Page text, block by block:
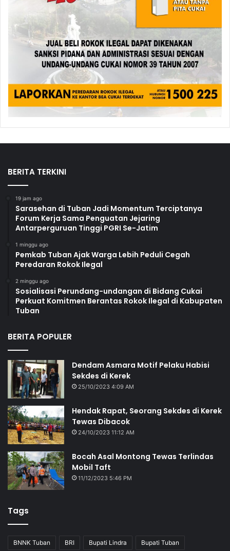
BERITA TERKINI
19 jam ago
Sarasehan di Tuban Jadi Momentum Terciptanya
Forum Kerja Sama Penguatan Jejaring
Antarperguruan Tinggi PGRI Se-Jatim
1 minggu ago
Pemkab Tuban Ajak Warga Lebih Peduli Cegah
Peredaran Rokok Ilegal
2 minggu ago
Sosialisasi Perundang-undangan di Bidang Cukai
Perkuat Komitmen Berantas Rokok Ilegal di Kabupaten
Tuban
BERITA POPULER
Dendam Asmara Motif Pelaku Habisi
Sekdes di Kerek
25/10/2023 4:09 AM
Hendak Rapat, Seorang Sekdes di Kerek
Tewas Dibacok
24/10/2023 11:12 AM
Bocah Asal Montong Tewas Terlindas
Mobil Taft
11/12/2023 5:46 PM
Tags
BNNK Tuban BRI Bupati Lindra Bupati Tuban